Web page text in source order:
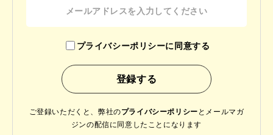
プライバシーポリシーに同意する
ご登録いただくと、弊社のプライバシーポリシー と メールマガ
ジンの配信に同意したことになります